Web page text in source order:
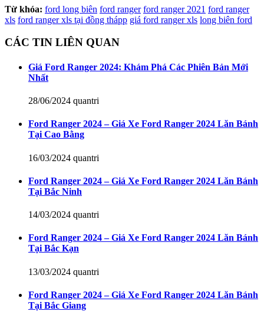
Từ khóa: ford long biên ford ranger ford ranger 2021 ford ranger
xls ford ranger xls tại đồng thápp giá ford ranger xls long biên ford
CÁC TIN LIÊN QUAN
Giá Ford Ranger 2024: Khám Phá Các Phiên Bản Mới
Nhất
28/06/2024 quantri
Ford Ranger 2024 – Giá Xe Ford Ranger 2024 Lăn Bánh
Tại Cao Bằng
16/03/2024 quantri
Ford Ranger 2024 – Giá Xe Ford Ranger 2024 Lăn Bánh
Tại Bắc Ninh
14/03/2024 quantri
Ford Ranger 2024 – Giá Xe Ford Ranger 2024 Lăn Bánh
Tại Bắc Kạn
13/03/2024 quantri
Ford Ranger 2024 – Giá Xe Ford Ranger 2024 Lăn Bánh
Tại Bắc Giang